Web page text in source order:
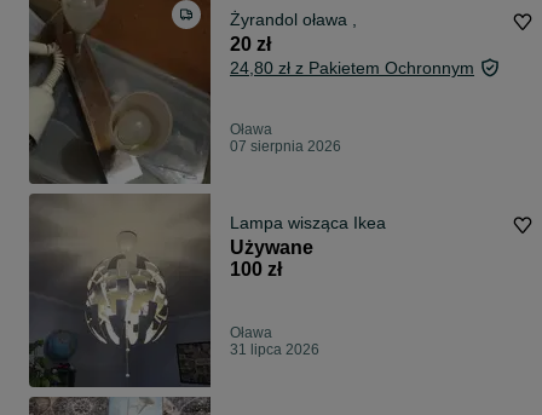
Żyrandol oława ,
20 zł
24,80 zł z Pakietem Ochronnym
Oława
07 sierpnia 2026
Lampa wisząca Ikea
Używane
100 zł
Oława
31 lipca 2026